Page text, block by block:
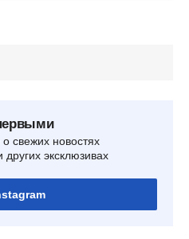
свежих новостях
эксклюзивах